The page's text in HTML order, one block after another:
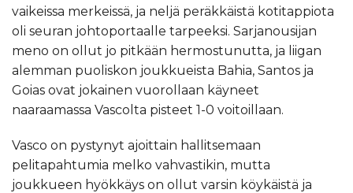
vaikeissa merkeissä, ja neljä peräkkäistä kotitappiota
oli seuran johtoportaalle tarpeeksi. Sarjanousijan
meno on ollut jo pitkään hermostunutta, ja liigan
alemman puoliskon joukkueista Bahia, Santos ja
Goias ovat jokainen vuorollaan käyneet
naaraamassa Vascolta pisteet 1-0 voitoillaan.
Vasco on pystynyt ajoittain hallitsemaan
pelitapahtumia melko vahvastikin, mutta
joukkueen hyökkäys on ollut varsin köykäistä ja